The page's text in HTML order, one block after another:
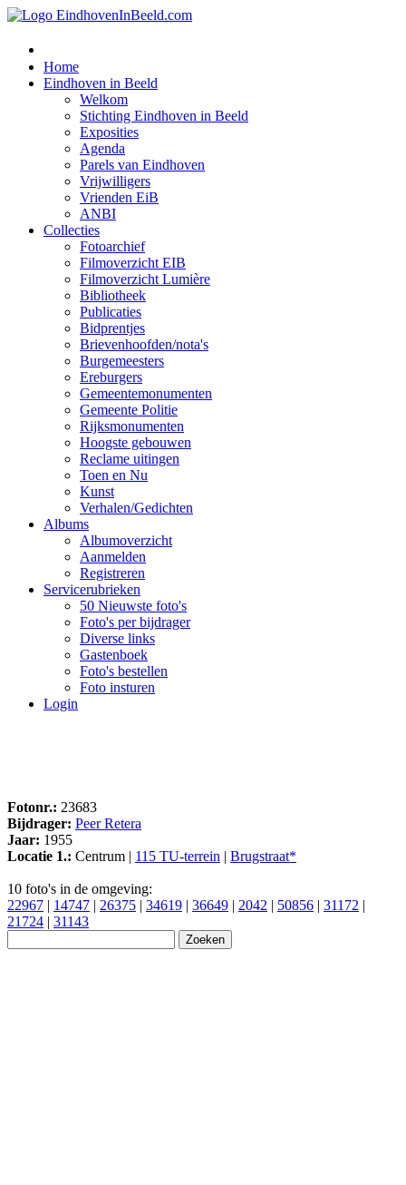
Home
Eindhoven in Beeld
Welkom
Stichting Eindhoven in Beeld
Exposities
Agenda
Parels van Eindhoven
Vrijwilligers
Vrienden EiB
ANBI
Collecties
Fotoarchief
Filmoverzicht EIB
Filmoverzicht Lumière
Bibliotheek
Publicaties
Bidprentjes
Brievenhoofden/nota's
Burgemeesters
Ereburgers
Gemeentemonumenten
Gemeente Politie
Rijksmonumenten
Hoogste gebouwen
Reclame uitingen
Toen en Nu
Kunst
Verhalen/Gedichten
Albums
Albumoverzicht
Aanmelden
Registreren
Servicerubrieken
50 Nieuwste foto's
Foto's per bijdrager
Diverse links
Gastenboek
Foto's bestellen
Foto insturen
Login
Fotonr.: 23683
Bijdrager: Peer Retera
Jaar: 1955
Locatie 1.: Centrum | 115 TU-terrein | Brugstraat*
10 foto's in de omgeving:
22967 | 14747 | 26375 | 34619 | 36649 | 2042 | 50856 | 31172 |
21724 | 31143